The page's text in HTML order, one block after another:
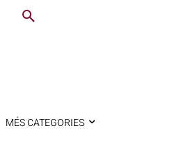
MÉS CATEGORIES